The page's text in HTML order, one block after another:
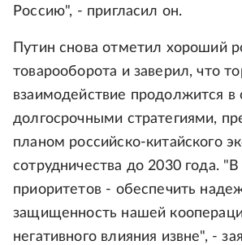
Россию", - пригласил он.
Путин снова отметил хороший
товарооборота и заверил, что
взаимодействие продолжится в
долгосрочными стратегиями,
планом российско-китайского
сотрудничества до 2030 года. "В
приоритетов - обеспечить
защищенность нашей
негативного влияния извне", -